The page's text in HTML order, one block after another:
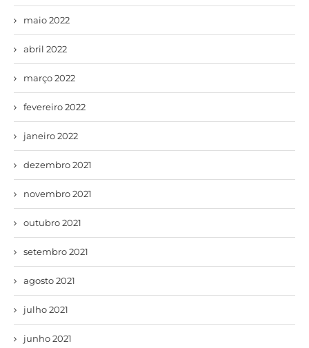
maio 2022
abril 2022
março 2022
fevereiro 2022
janeiro 2022
dezembro 2021
novembro 2021
outubro 2021
setembro 2021
agosto 2021
julho 2021
junho 2021